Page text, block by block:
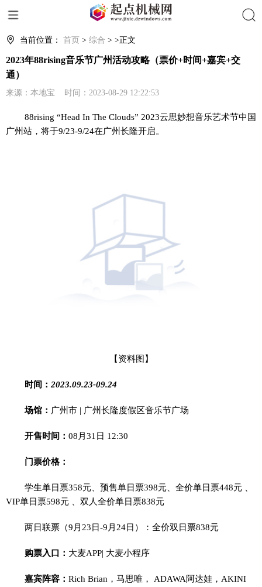
当前位置： 首页 > 综合 > >正文
2023年88rising音乐节广州活动攻略（票价+时间+嘉宾+交
通）
来源：本地宝 时间：2023-08-29 12:22:53
88rising “Head In The Clouds” 2023云思妙想音乐艺术节中国
广州站，将于9/23-9/24在广州长隆开启。
【资料图】
时间： 2023.09.23-09.24
场馆： 广州市 | 广州长隆度假区音乐节广场
开售时间： 08月31日 12:30
门票价格：
学生单日票358元、预售单日票398元、全价单日票448元 、
VIP单日票598元 、双人全价单日票838元
两日联票（9月23日-9月24日）：全价双日票838元
购票入口： 大麦APP| 大麦小程序
嘉宾阵容： Rich Brian，马思唯， ADAWA阿达娃，AKINI